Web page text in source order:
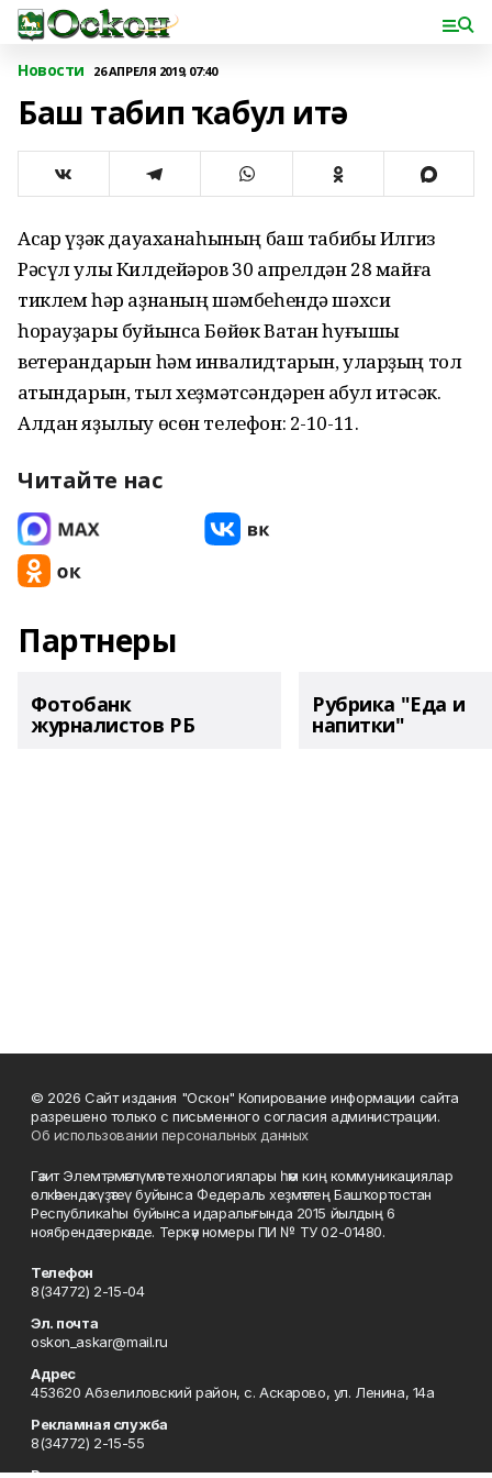
Новости 26 АПРЕЛЯ 2019, 07:40
Баш табип ҡабул итә
Асҡар үҙәк дауаханаһының баш табибы Илгиз
Рәсүл улы Килдейәров 30 апрелдән 28 майға
тиклем һәр аҙнаның шәмбеһендә шәхси
һорауҙары буйынса Бөйөк Ватан һуғышы
ветерандарын һәм инвалидтарын, уларҙың тол
ҡатындарын, тыл хеҙмәтсәндәрен ҡабул итәсәк.
Алдан яҙылыу өсөн телефон: 2-10-11.
Читайте нас
Партнеры
Фотобанк
журналистов РБ
Рубрика "Еда и
напитки"
© 2026 Сайт издания "Оскон" Копирование информации сайта
разрешено только с письменного согласия администрации.
Об использовании персональных данных
Гәзит Элемтә, мәғлүмәт технологиялары һәм киң коммуникациялар
өлкәһендә күҙәтеү буйынса Федераль хеҙмәттең Башҡортостан
Республикаһы буйынса идаралығында 2015 йылдың 6
ноябрендә теркәлде. Теркәү номеры ПИ № ТУ 02-01480.
Телефон
8(34772) 2-15-04
Эл. почта
oskon_askar@mail.ru
Адрес
453620 Абзелиловский район, с. Аскарово, ул. Ленина, 14а
Рекламная служба
8(34772) 2-15-55